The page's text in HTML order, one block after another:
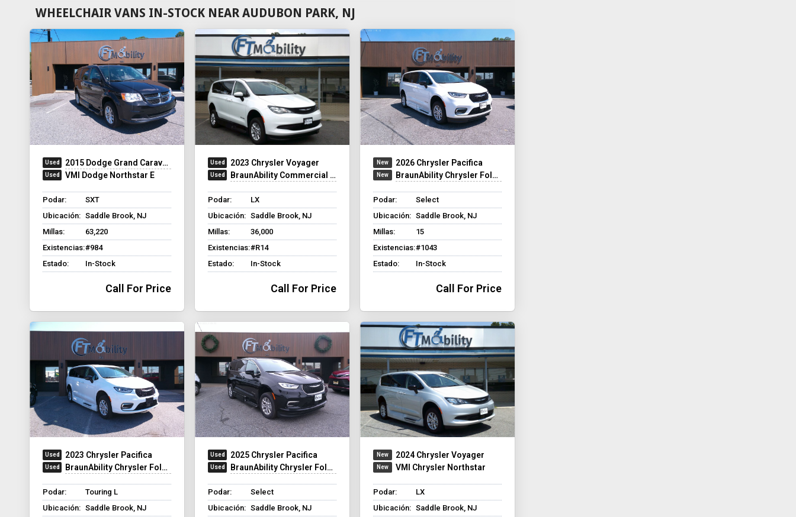
WHEELCHAIR VANS IN-STOCK NEAR AUDUBON PARK, NJ
2015 Dodge Grand Caravan
VMI Dodge Northstar E
Podar:
SXT
Ubicación: Saddle Brook, NJ
Millas:
63,220
Existencias:#984
Estado:
In-Stock
Call For Price
2023 Chrysler Voyager
BraunAbility Commercial Side-Entry Chrysler Voyager
Podar:
LX
Ubicación: Saddle Brook, NJ
Millas:
36,000
Existencias:#R14
Estado:
In-Stock
Call For Price
2026 Chrysler Pacifica
BraunAbility Chrysler Foldout XT
Podar:
Select
Ubicación: Saddle Brook, NJ
Millas:
15
Existencias:#1043
Estado:
In-Stock
Call For Price
2023 Chrysler Pacifica
BraunAbility Chrysler Foldout XT
Podar:
Touring L
Ubicación: Saddle Brook, NJ
2025 Chrysler Pacifica
BraunAbility Chrysler Foldout XT
Podar:
Select
Ubicación: Saddle Brook, NJ
2024 Chrysler Voyager
VMI Chrysler Northstar
Podar:
LX
Ubicación: Saddle Brook, NJ